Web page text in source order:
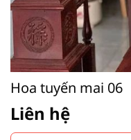
Hoa tuyến mai 06
Liên hệ